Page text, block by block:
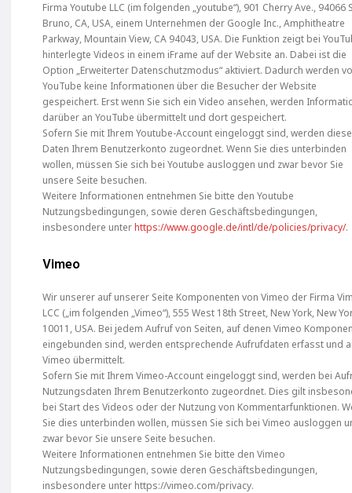
Firma Youtube LLC (im folgenden „youtube“), 901 Cherry Ave., 94066
Bruno, CA, USA, einem Unternehmen der Google Inc., Amphitheatre
Parkway, Mountain View, CA 94043, USA. Die Funktion zeigt bei
hinterlegte Videos in einem iFrame auf der Website an. Dabei ist die
Option „Erweiterter Datenschutzmodus“ aktiviert. Dadurch werden
YouTube keine Informationen über die Besucher der Website
gespeichert. Erst wenn Sie sich ein Video ansehen, werden
darüber an YouTube übermittelt und dort gespeichert.
Sofern Sie mit Ihrem Youtube-Account eingeloggt sind, werden diese
Daten Ihrem Benutzerkonto zugeordnet. Wenn Sie dies unterbinden
wollen, müssen Sie sich bei Youtube ausloggen und zwar bevor Sie
unsere Seite besuchen.
Weitere Informationen entnehmen Sie bitte den Youtube
Nutzungsbedingungen, sowie deren Geschäftsbedingungen,
insbesondere unterhttps://www.google.de/intl/de/policies/privacy/.
Vimeo
Wir unserer auf unserer Seite Komponenten von Vimeo der Firma
LCC („im folgenden „Vimeo“), 555 West 18th Street, New York, New
10011, USA. Bei jedem Aufruf von Seiten, auf denen Vimeo
eingebunden sind, werden entsprechende Aufrufdaten erfasst und
Vimeo übermittelt.
Sofern Sie mit Ihrem Vimeo-Account eingeloggt sind, werden bei
Nutzungsdaten Ihrem Benutzerkonto zugeordnet. Dies gilt
bei Start des Videos oder der Nutzung von Kommentarfunktionen.
Sie dies unterbinden wollen, müssen Sie sich bei Vimeo ausloggen
zwar bevor Sie unsere Seite besuchen.
Weitere Informationen entnehmen Sie bitte den Vimeo
Nutzungsbedingungen, sowie deren Geschäftsbedingungen,
insbesondere unter https://vimeo.com/privacy.